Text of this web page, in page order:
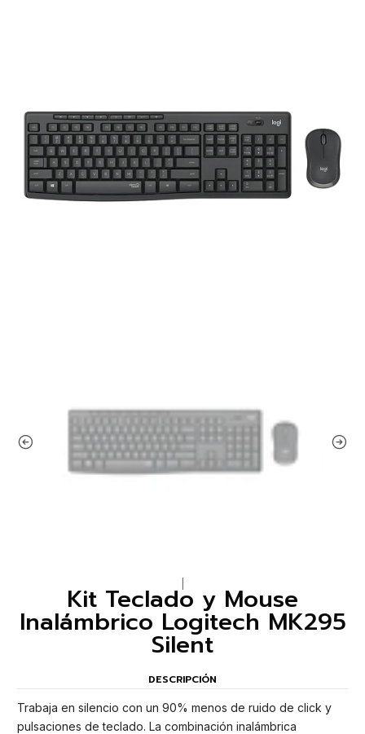
Kit Teclado y Mouse
Inalámbrico Logitech MK295
Silent
DESCRIPCIÓN
Trabaja en silencio con un 90% menos de ruido de click y
pulsaciones de teclado. La combinación inalámbrica